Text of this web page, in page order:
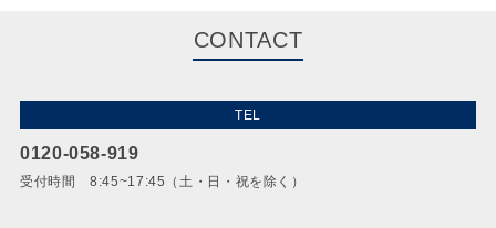
CONTACT
TEL
0120-058-919
受付時間 8:45~17:45（土・日・祝を除く）